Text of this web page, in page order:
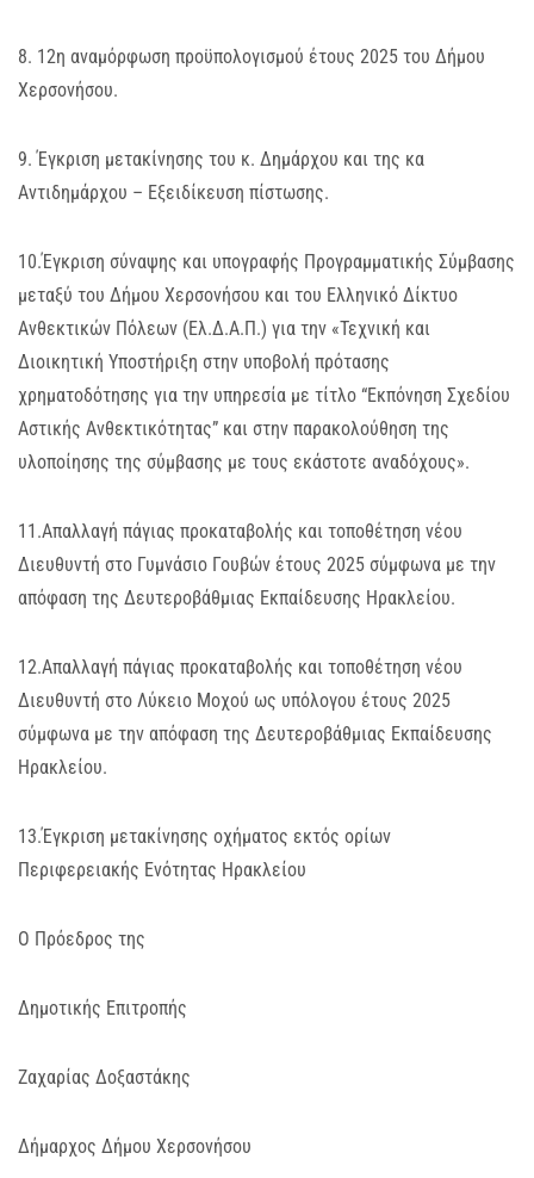
8. 12η αναμόρφωση προϋπολογισμού έτους 2025 του Δήμου
Χερσονήσου.
9. Έγκριση μετακίνησης του κ. Δημάρχου και της κα
Αντιδημάρχου – Εξειδίκευση πίστωσης.
10.Έγκριση σύναψης και υπογραφής Προγραμματικής Σύμβασης
μεταξύ του Δήμου Χερσονήσου και του Ελληνικό Δίκτυο
Ανθεκτικών Πόλεων (Ελ.Δ.Α.Π.) για την «Τεχνική και
Διοικητική Υποστήριξη στην υποβολή πρότασης
χρηματοδότησης για την υπηρεσία με τίτλο “Εκπόνηση Σχεδίου
Αστικής Ανθεκτικότητας” και στην παρακολούθηση της
υλοποίησης της σύμβασης με τους εκάστοτε αναδόχους».
11.Απαλλαγή πάγιας προκαταβολής και τοποθέτηση νέου
Διευθυντή στο Γυμνάσιο Γουβών έτους 2025 σύμφωνα με την
απόφαση της Δευτεροβάθμιας Εκπαίδευσης Ηρακλείου.
12.Απαλλαγή πάγιας προκαταβολής και τοποθέτηση νέου
Διευθυντή στο Λύκειο Μοχού ως υπόλογου έτους 2025
σύμφωνα με την απόφαση της Δευτεροβάθμιας Εκπαίδευσης
Ηρακλείου.
13.Έγκριση μετακίνησης οχήματος εκτός ορίων
Περιφερειακής Ενότητας Ηρακλείου
Ο Πρόεδρος της
Δημοτικής Επιτροπής
Ζαχαρίας Δοξαστάκης
Δήμαρχος Δήμου Χερσονήσου